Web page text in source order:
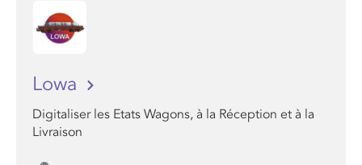
Lowa
Digitaliser les Etats Wagons, à la Réception et à la
Livraison